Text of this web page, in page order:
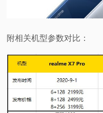
附相关机型参数对比：